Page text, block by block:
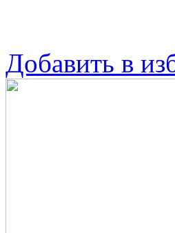
Добавить в